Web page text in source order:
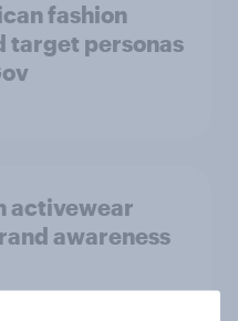
fashion
target personas
activewear
awareness